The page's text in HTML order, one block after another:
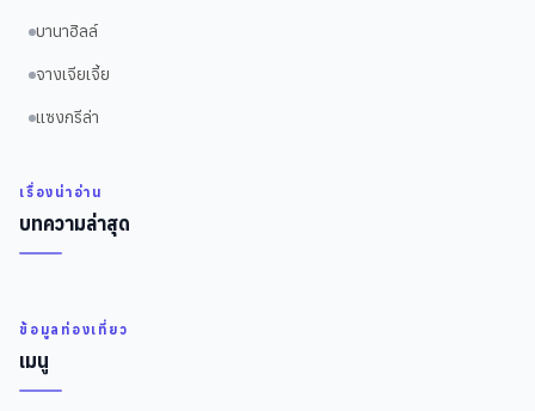
บานาฮิลล์
จางเจียเจี้ย
แซงกรีล่า
เรื่องน่าอ่าน
บทความล่าสุด
ข้อมูลท่องเที่ยว
เมนู